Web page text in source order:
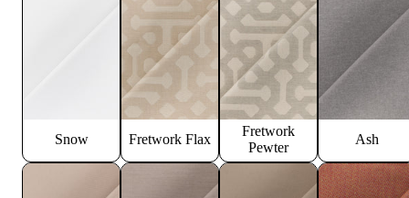
Snow Fretwork Flax
Fretwork
Pewter
Ash